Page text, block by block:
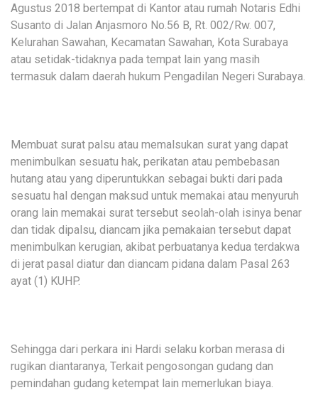
Agustus 2018 bertempat di Kantor atau rumah Notaris Edhi
Susanto di Jalan Anjasmoro No.56 B, Rt. 002/Rw. 007,
Kelurahan Sawahan, Kecamatan Sawahan, Kota Surabaya
atau setidak-tidaknya pada tempat lain yang masih
termasuk dalam daerah hukum Pengadilan Negeri Surabaya.
Membuat surat palsu atau memalsukan surat yang dapat
menimbulkan sesuatu hak, perikatan atau pembebasan
hutang atau yang diperuntukkan sebagai bukti dari pada
sesuatu hal dengan maksud untuk memakai atau menyuruh
orang lain memakai surat tersebut seolah-olah isinya benar
dan tidak dipalsu, diancam jika pemakaian tersebut dapat
menimbulkan kerugian, akibat perbuatanya kedua terdakwa
di jerat pasal diatur dan diancam pidana dalam Pasal 263
ayat (1) KUHP.
Sehingga dari perkara ini Hardi selaku korban merasa di
rugikan diantaranya, Terkait pengosongan gudang dan
pemindahan gudang ketempat lain memerlukan biaya.